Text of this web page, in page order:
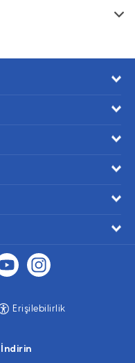
Erişilebilirlik
İndirin